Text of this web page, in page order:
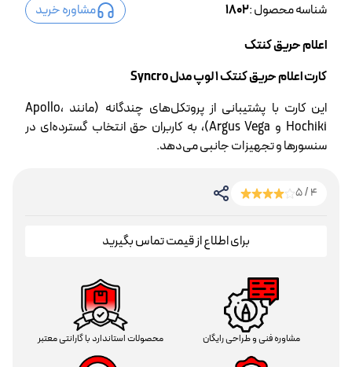
شناسه محصول :1802
مشاوره خرید
اعلام حریق کنتک
کارت اعلام حریق کنتک 1 لوپ مدل Syncro
این کارت با پشتیبانی از پروتکل‌های چندگانه (مانند Apollo،
Hochiki و Argus Vega)، به کاربران حق انتخاب گسترده‌ای در
سنسورها و تجهیزات جانبی می‌دهد.
4 / 5
برای اطلاع از قیمت تماس بگیرید
مشاوره فنی و طراحی رایگان محصولات استاندارد با گارانتی معتبر